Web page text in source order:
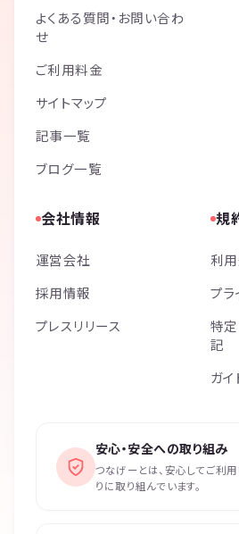
よくある質問・お問い合わ
せ
ご利用料金
サイトマップ
記事一覧
ブログ一覧
会社情報
運営会社
採用情報
プレスリリース
規
利
プラ
特
記
ガ
安心・安全への取り組み
つなげーとは、安心してご利
りに取り組んでいます。